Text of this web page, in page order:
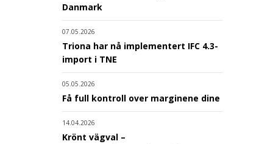
Danmark
07.05.2026
Triona har nå implementert IFC 4.3-
import i TNE
05.05.2026
Få full kontroll over marginene dine
14.04.2026
Krönt vägval –